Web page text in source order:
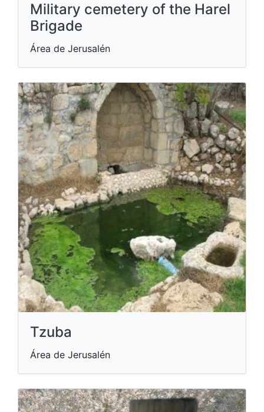
Military cemetery of the Harel
Brigade
Área de Jerusalén
Tzuba
Área de Jerusalén